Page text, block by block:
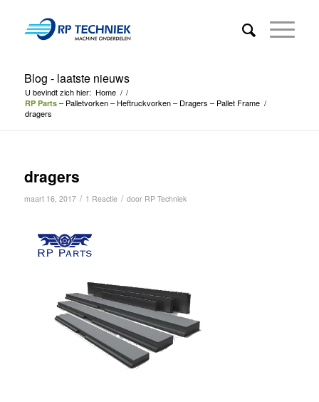
Blog - laatste nieuws
U bevindt zich hier: Home / /
RP Parts – Palletvorken – Heftruckvorken – Dragers – Pallet Frame /
dragers
dragers
maart 16, 2017 / 1 Reactie / door RP Techniek